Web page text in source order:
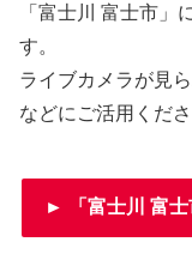
「富士川 富士市」
す。
ライブカメラが見
などにご活用くださ
► 「富士川 富